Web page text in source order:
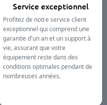
Service exceptionnel
Profitez de notre service client
exceptionnel qui comprend une
garantie d'un an et un support à
vie, assurant que votre
équipement reste dans des
conditions optimales pendant de
nombreuses années.